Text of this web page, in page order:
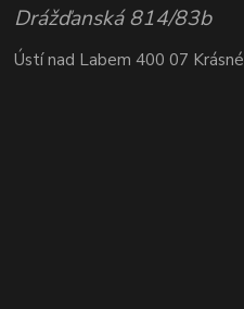
Drážďanská 814/83b
Ústí nad Labem 400 07